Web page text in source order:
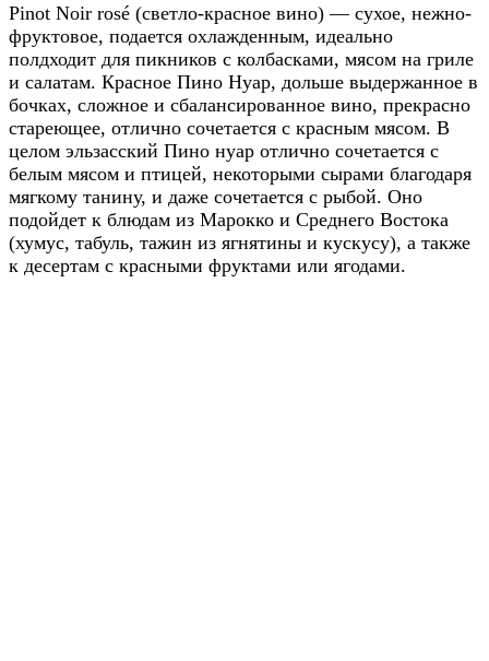
Pinot Noir rosé (светло-красное вино) — сухое, нежно-
фруктовое, подается охлажденным, идеально
полдходит для пикников с колбасками, мясом на гриле
и салатам. Красное Пино Нуар, дольше выдержанное в
бочках, сложное и сбалансированное вино, прекрасно
стареющее, отлично сочетается с красным мясом. В
целом эльзасский Пино нуар отлично сочетается с
белым мясом и птицей, некоторыми сырами благодаря
мягкому танину, и даже сочетается с рыбой. Оно
подойдет к блюдам из Марокко и Среднего Востока
(хумус, табуль, тажин из ягнятины и кускусу), а также
к десертам с красными фруктами или ягодами.